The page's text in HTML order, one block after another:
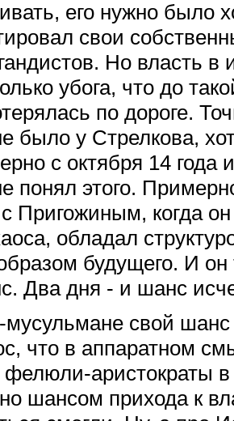
его нужно было
свои
Но власть в
убога, что до
по дороге.
было у Стрелкова,
с октября 14 года
понял этого.
Пригожиным, когда
обладал
будущего. И он
Два дня - и шанс
мусульмане свой
что в аппаратном
фелюли-аристократы в
шансом прихода к